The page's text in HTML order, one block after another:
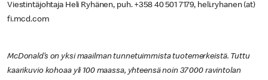
Viestintäjohtaja Heli Ryhänen, puh. +358 40 501 7179, heli.ryhanen (at)
fi.mcd.com
McDonald’s on yksi maailman tunnetuimmista tuotemerkeistä. Tuttu
kaarikuvio kohoaa yli 100 maassa, yhteensä noin 37 000 ravintolan